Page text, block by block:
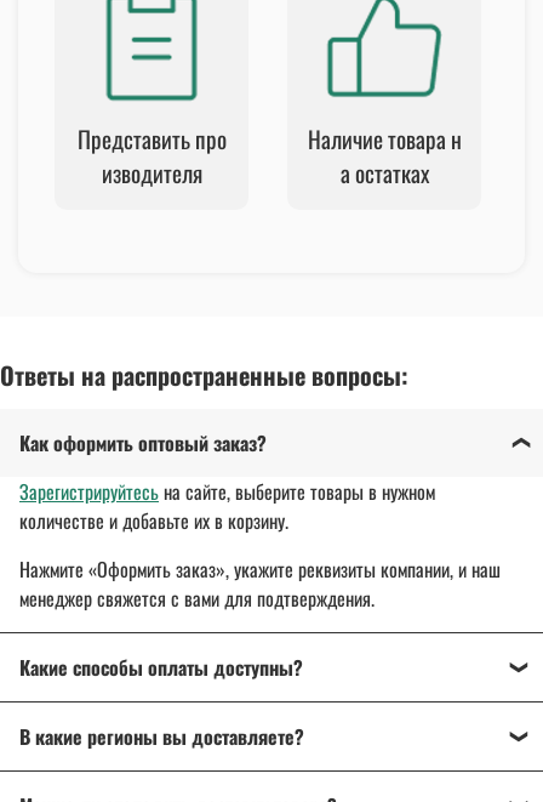
Представить про
изводителя
Наличие товара н
а остатках
Ответы на распространенные вопросы:
Как оформить оптовый заказ?
Зарегистрируйтесьна сайте, выберите товары в нужном
количестве и добавьте их в корзину.
Нажмите «Оформить заказ», укажите реквизиты компании, и наш
менеджер свяжется с вами для подтверждения.
Какие способы оплаты доступны?
расчетный счет организации.
Для государственных и муниципальных заказчиков
В какие регионы вы доставляете?